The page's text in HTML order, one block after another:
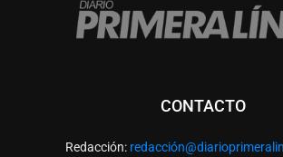
CONTACTO
Redacción: redacció